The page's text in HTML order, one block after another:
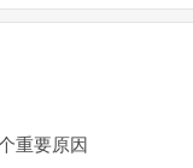
重要原因